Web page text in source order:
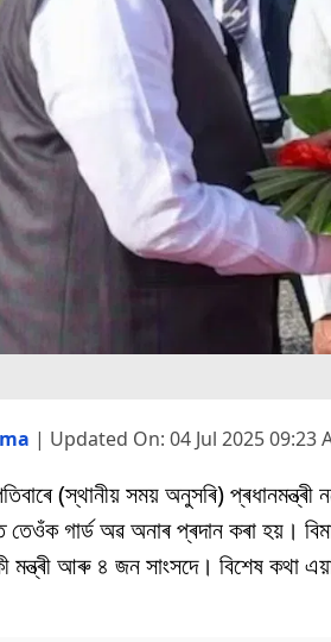
| Updated On: 04 Jul 2025 09:23
(স্থানীয় সময় অনুসৰি) প্ৰধানমন্ত্ৰী
তেওঁক গাৰ্ড অৱ অনাৰ প্ৰদান কৰা হয়।
মন্ত্ৰী আৰু ৪ জন সাংসদে। বিশেষ কথা